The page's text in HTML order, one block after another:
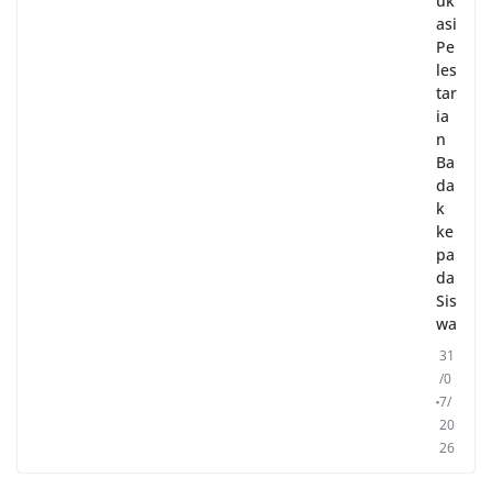
asi
Pe
les
tar
ia
n
Ba
da
k
ke
pa
da
Sis
wa
31
/0
7/
20
26